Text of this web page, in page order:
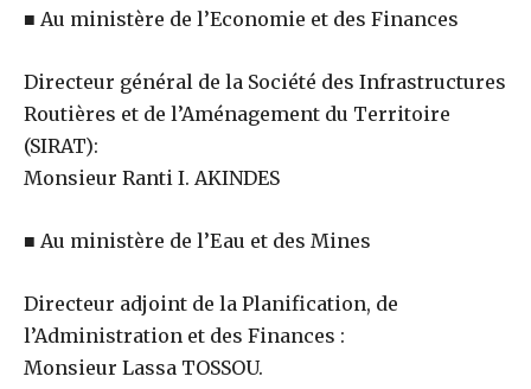
■ Au ministère de l’Economie et des Finances
Directeur général de la Société des Infrastructures
Routières et de l’Aménagement du Territoire
(SIRAT):
Monsieur Ranti I. AKINDES
■ Au ministère de l’Eau et des Mines
Directeur adjoint de la Planification, de
l’Administration et des Finances :
Monsieur Lassa TOSSOU.